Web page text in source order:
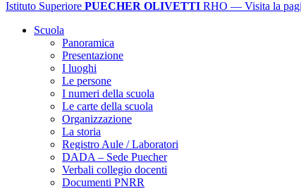
Istituto Superiore PUECHER OLIVETTI RHO — Visita la
Scuola
Panoramica
Presentazione
I luoghi
Le persone
I numeri della scuola
Le carte della scuola
Organizzazione
La storia
Registro Aule / Laboratori
DADA – Sede Puecher
Verbali collegio docenti
Documenti PNRR